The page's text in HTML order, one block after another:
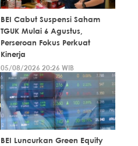
BEI Cabut Suspensi Saham
TGUK Mulai 6 Agustus,
Perseroan Fokus Perkuat
Kinerja
05/08/2026 20:26 WIB
BEI Luncurkan Green Equity